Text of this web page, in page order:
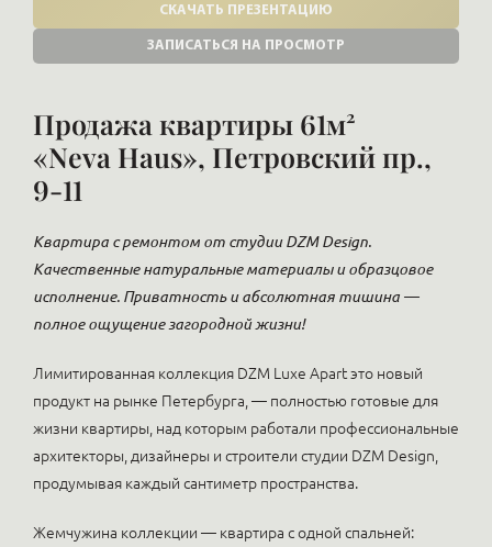
СКАЧАТЬ ПРЕЗЕНТАЦИЮ
ЗАПИСАТЬСЯ НА ПРОСМОТР
Продажа квартиры 61м²
«Neva Haus», Петровский пр.,
9-11
Квартира с ремонтом от студии DZM Design.
Качественные натуральные материалы и образцовое
исполнение. Приватность и абсолютная тишина —
полное ощущение загородной жизни!
Лимитированная коллекция DZM Luxe Apart это новый
продукт на рынке Петербурга, — полностью готовые для
жизни квартиры, над которым работали профессиональные
архитекторы, дизайнеры и строители студии DZM Design,
продумывая каждый сантиметр пространства.
Жемчужина коллекции — квартира с одной спальней: